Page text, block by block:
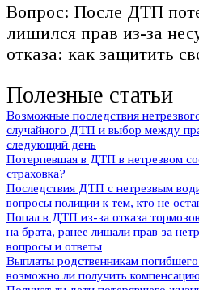
Вопрос: После ДТП
лишился прав из-за
отказа: как защитить
Полезные статьи
Возможные последствия
случайного ДТП и выбор между
следующий день
Потерпевшая в ДТП в нетрезвом
страховка?
Последствия ДТП с нетрезвым
вопросы полиции к тем, кто не
Попал в ДТП из-за отказа
на брата, ранее лишали прав за
вопросы и ответы
Выплаты родственникам
возможно ли получить